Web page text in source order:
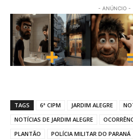
- ANÚNCIO -
TAGS 6ª CIPM JARDIM ALEGRE
NOTÍCIAS DE JARDIM ALEGRE
PLANTÃO
POLÍCIA MILITAR DO PARANÁ